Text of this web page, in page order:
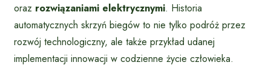
oraz rozwiązaniami elektrycznymi. Historia
automatycznych skrzyń biegów to nie tylko podróż przez
rozwój technologiczny, ale także przykład udanej
implementacji innowacji w codzienne życie człowieka.